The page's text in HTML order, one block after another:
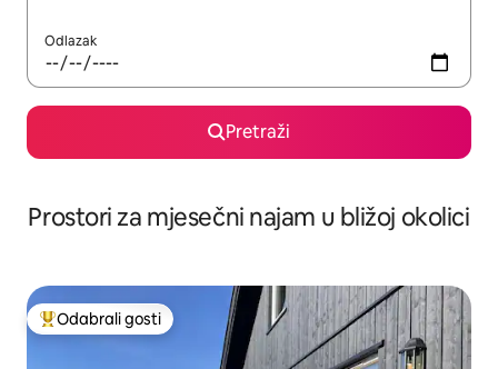
Odlazak
Pretraži
Prostori za mjesečni najam u bližoj okolici
Među najviše rangiranima s oznakom „Odabrali gosti”
Odabrali gosti